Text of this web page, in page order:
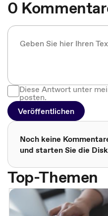
0
Diese Antwort unter
posten.
Veröffentlichen
Noch keine
und starten Sie die
Top-Themen